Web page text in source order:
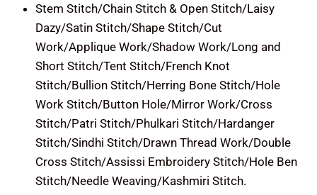
Stem Stitch/Chain Stitch & Open Stitch/Laisy
Dazy/Satin Stitch/Shape Stitch/Cut
Work/Applique Work/Shadow Work/Long and
Short Stitch/Tent Stitch/French Knot
Stitch/Bullion Stitch/Herring Bone Stitch/Hole
Work Stitch/Button Hole/Mirror Work/Cross
Stitch/Patri Stitch/Phulkari Stitch/Hardanger
Stitch/Sindhi Stitch/Drawn Thread Work/Double
Cross Stitch/Assissi Embroidery Stitch/Hole Ben
Stitch/Needle Weaving/Kashmiri Stitch.